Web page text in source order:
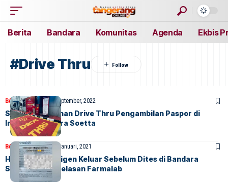
Berita Bandara Komunitas Agenda Ekbis
#Drive Thru
BANDARABERITA7 September, 2022
Si Peluru, Layanan Drive Thru Pengambilan Paspor di
Imigrasi Bandara Soetta
BANDARABERITA30 Januari, 2021
Hasil Rapid Antigen Keluar Sebelum Dites di Bandara
Soetta, Ini Penjelasan Farmalab